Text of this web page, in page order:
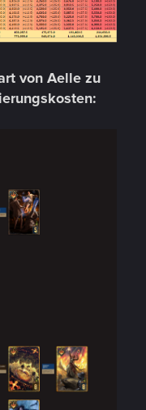
von Aelle zu